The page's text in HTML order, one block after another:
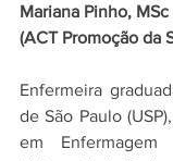
Mariana Pinho, MSc
(ACT Promoção da
Enfermeira
de São Paulo
em